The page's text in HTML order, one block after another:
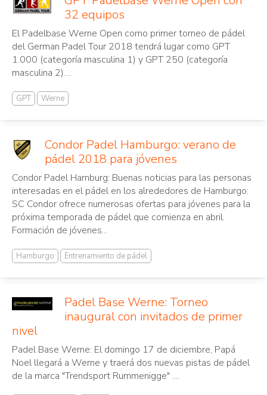
32 equipos
El Padelbase Werne Open como primer torneo de pádel
del German Padel Tour 2018 tendrá lugar como GPT
1.000 (categoría masculina 1) y GPT 250 (categoría
masculina 2)....
GPT Werne
Condor Padel Hamburgo: verano de
pádel 2018 para jóvenes
Condor Padel Hamburg: Buenas noticias para las personas
interesadas en el pádel en los alrededores de Hamburgo:
SC Condor ofrece numerosas ofertas para jóvenes para la
próxima temporada de pádel que comienza en abril.
Formación de jóvenes...
Hamburgo Entrenamiento de pádel
Padel Base Werne: Torneo
inaugural con invitados de primer
nivel
Padel Base Werne: El domingo 17 de diciembre, Papá
Noel llegará a Werne y traerá dos nuevas pistas de pádel
de la marca "Trendsport Rummenigge" ....